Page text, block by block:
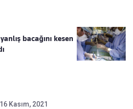
bacağını kesen
16 Kasım, 2021